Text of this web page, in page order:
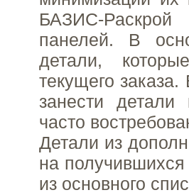
БАЗИС-
панелей. В
детали,
текущего
занести
часто
Детали из
на получившихся
из основного